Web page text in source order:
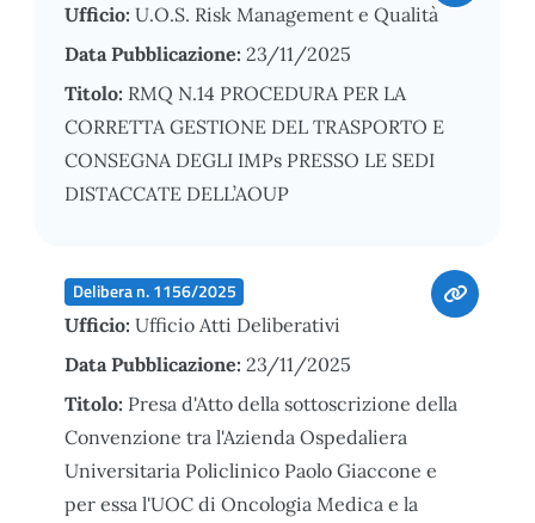
Ufficio: U.O.S. Risk Management e Qualità
Data Pubblicazione: 23/11/2025
Titolo: RMQ N.14 PROCEDURA PER LA
CORRETTA GESTIONE DEL TRASPORTO E
CONSEGNA DEGLI IMPs PRESSO LE SEDI
DISTACCATE DELL’AOUP
Delibera n. 1156/2025
Ufficio: Ufficio Atti Deliberativi
Data Pubblicazione: 23/11/2025
Titolo: Presa d'Atto della sottoscrizione della
Convenzione tra l'Azienda Ospedaliera
Universitaria Policlinico Paolo Giaccone e
per essa l'UOC di Oncologia Medica e la